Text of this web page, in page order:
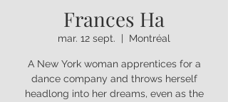
Frances Ha
mar. 12 sept. Montréal
A New York woman apprentices for a
dance company and throws herself
headlong into her dreams, even as the